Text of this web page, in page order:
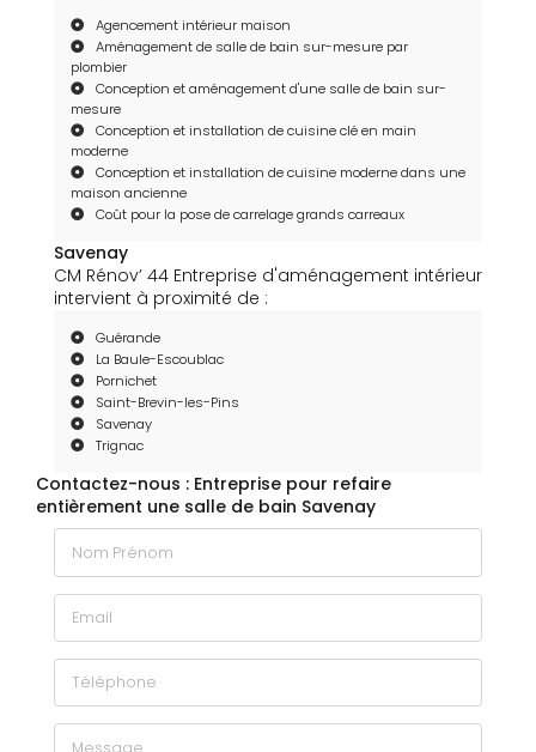
Agencement intérieur maison
Aménagement de salle de bain sur-mesure par
plombier
Conception et aménagement d'une salle de bain sur-
mesure
Conception et installation de cuisine clé en main
moderne
Conception et installation de cuisine moderne dans une
maison ancienne
Coût pour la pose de carrelage grands carreaux
Savenay
CM Rénov’ 44 Entreprise d'aménagement intérieur
intervient à proximité de :
Guérande
La Baule-Escoublac
Pornichet
Saint-Brevin-les-Pins
Savenay
Trignac
Contactez-nous : Entreprise pour refaire
entièrement une salle de bain Savenay
Nom Prénom
Email
Téléphone
Message